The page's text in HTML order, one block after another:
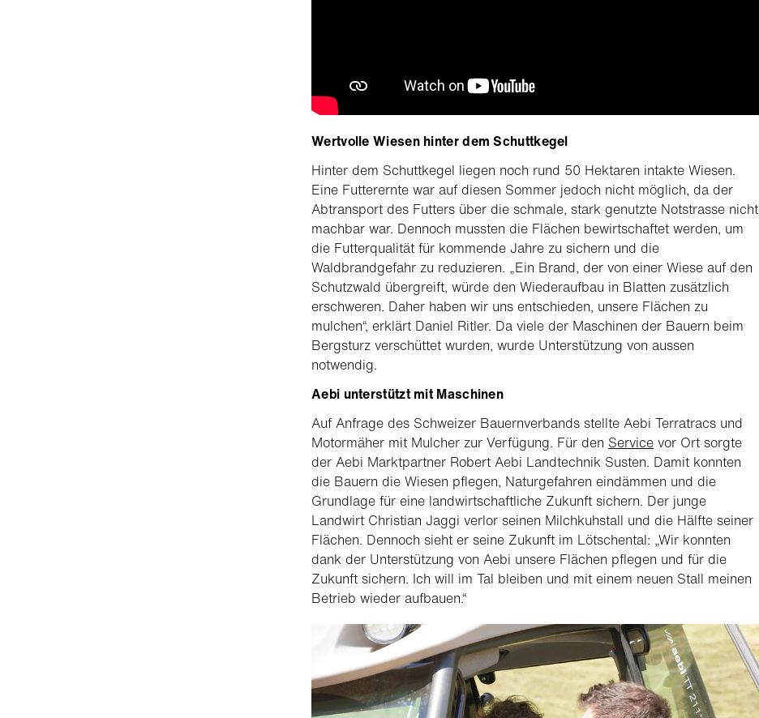
Wertvolle Wiesen hinter dem Schuttkegel
Hinter dem Schuttkegel liegen noch rund 50 Hektaren intakte Wiesen.
Eine Futterernte war auf diesen Sommer jedoch nicht möglich, da der
Abtransport des Futters über die schmale, stark genutzte Notstrasse nicht
machbar war. Dennoch mussten die Flächen bewirtschaftet werden, um
die Futterqualität für kommende Jahre zu sichern und die
Waldbrandgefahr zu reduzieren. „Ein Brand, der von einer Wiese auf den
Schutzwald übergreift, würde den Wiederaufbau in Blatten zusätzlich
erschweren. Daher haben wir uns entschieden, unsere Flächen zu
mulchen“, erklärt Daniel Ritler. Da viele der Maschinen der Bauern beim
Bergsturz verschüttet wurden, wurde Unterstützung von aussen
notwendig.
Aebi unterstützt mit Maschinen
Auf Anfrage des Schweizer Bauernverbands stellte Aebi Terratracs und
Motormäher mit Mulcher zur Verfügung. Für den Service vor Ort sorgte
der Aebi Marktpartner Robert Aebi Landtechnik Susten. Damit konnten
die Bauern die Wiesen pflegen, Naturgefahren eindämmen und die
Grundlage für eine landwirtschaftliche Zukunft sichern. Der junge
Landwirt Christian Jaggi verlor seinen Milchkuhstall und die Hälfte seiner
Flächen. Dennoch sieht er seine Zukunft im Lötschental: „Wir konnten
dank der Unterstützung von Aebi unsere Flächen pflegen und für die
Zukunft sichern. Ich will im Tal bleiben und mit einem neuen Stall meinen
Betrieb wieder aufbauen.“